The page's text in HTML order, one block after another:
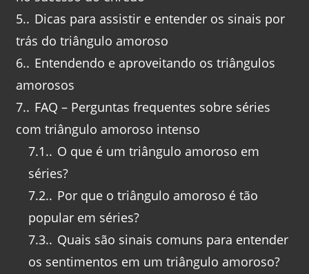
5. Dicas para assistir e entender os sinais por
trás do triângulo amoroso
6. Entendendo e aproveitando os triângulos
amorosos
7. FAQ – Perguntas frequentes sobre séries
com triângulo amoroso intenso
7.1. O que é um triângulo amoroso em
séries?
7.2. Por que o triângulo amoroso é tão
popular em séries?
7.3. Quais são sinais comuns para entender
os sentimentos em um triângulo amoroso?